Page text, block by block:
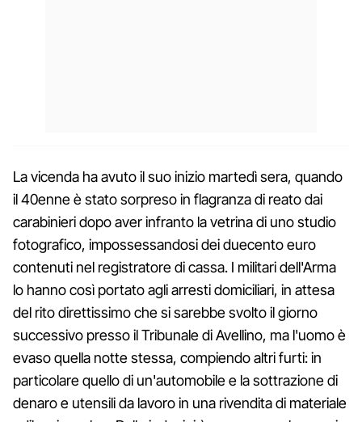
La vicenda ha avuto il suo inizio martedì sera, quando
il 40enne è stato sorpreso in flagranza di reato dai
carabinieri dopo aver infranto la vetrina di uno studio
fotografico, impossessandosi dei duecento euro
contenuti nel registratore di cassa. I militari dell'Arma
lo hanno così portato agli arresti domiciliari, in attesa
del rito direttissimo che si sarebbe svolto il giorno
successivo presso il Tribunale di Avellino, ma l'uomo è
evaso quella notte stessa, compiendo altri furti: in
particolare quello di un'automobile e la sottrazione di
denaro e utensili da lavoro in una rivendita di materiale